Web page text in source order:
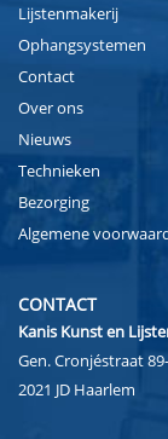
Lijstenmakerij
Ophangsystemen
Contact
Over ons
Nieuws
Technieken
Bezorging
Algemene
CONTACT
Kanis Kunst en
Gen. Cronjéstraat
2021 JD Haarlem